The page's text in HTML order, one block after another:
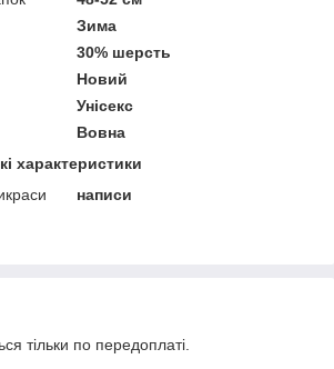
Зима
30% шерсть
Новий
Унісекс
Вовна
характеристики
написи
тільки по передоплаті.